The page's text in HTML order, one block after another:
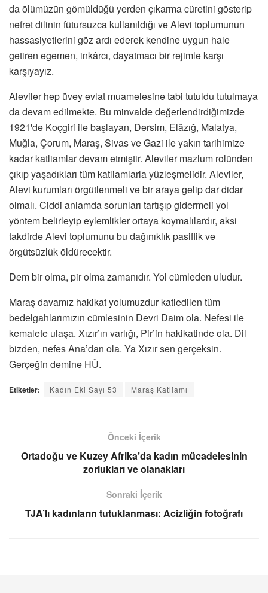
da ölümüzün gömüldüğü yerden çıkarma cüretini gösterip
nefret dilinin fütursuzca kullanıldığı ve Alevi toplumunun
hassasiyetlerini göz ardı ederek kendine uygun hale
getiren egemen, inkârcı, dayatmacı bir rejimle karşı
karşıyayız.
Aleviler hep üvey evlat muamelesine tabi tutuldu tutulmaya
da devam edilmekte. Bu minvalde değerlendirdiğimizde
1921'de Koçgiri ile başlayan, Dersim, Elâzığ, Malatya,
Muğla, Çorum, Maraş, Sivas ve Gazi ile yakın tarihimize
kadar katliamlar devam etmiştir. Aleviler mazlum rolünden
çıkıp yaşadıkları tüm katliamlarla yüzleşmelidir. Aleviler,
Alevi kurumları örgütlenmeli ve bir araya gelip dar didar
olmalı. Ciddi anlamda sorunları tartışıp gidermeli yol
yöntem belirleyip eylemlikler ortaya koymalılardır, aksi
takdirde Alevi toplumunu bu dağınıklık pasiflik ve
örgütsüzlük öldürecektir.
Dem bir olma, pir olma zamanıdır. Yol cümleden uludur.
Maraş davamız hakikat yolumuzdur katledilen tüm
bedelgahlarımızın cümlesinin Devri Daim ola. Nefesi ile
kemalete ulaşa. Xızır’ın varlığı, Pir’in hakikatinde ola. Dil
bizden, nefes Ana’dan ola. Ya Xızır sen gerçeksin.
Gerçeğin demine HÜ.
Etiketler: Kadın Eki Sayı 53 Maraş Katliamı
Önceki İçerik
Ortadoğu ve Kuzey Afrika’da kadın mücadelesinin
zorlukları ve olanakları
Sonraki İçerik
TJA’lı kadınların tutuklanması: Acizliğin fotoğrafı